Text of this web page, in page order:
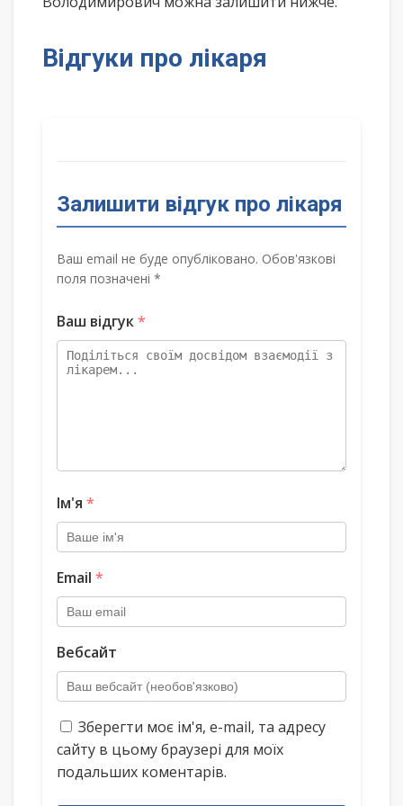
Відгуки про лікаря
Залишити відгук про лікаря
Ваш email не буде опубліковано. Обов'язкові
поля позначені *
Ваш відгук*
Ім'я *
Email *
Вебсайт
Зберегти моє ім'я, e-mail, та адресу
сайту в цьому браузері для моїх
подальших коментарів.